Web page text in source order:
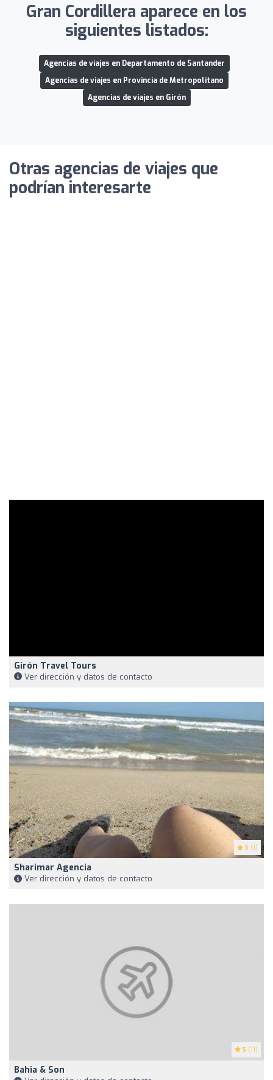
Gran Cordillera aparece en los
siguientes listados:
Agencias de viajes en Departamento de Santander
Agencias de viajes en Provincia de Metropolitano
Agencias de viajes en Girón
Otras agencias de viajes que
podrían interesarte
Girón Travel Tours
Ver dirección y datos de contacto
5 (1)
Sharimar Agencia
Ver dirección y datos de contacto
5 (11)
Bahia & Son